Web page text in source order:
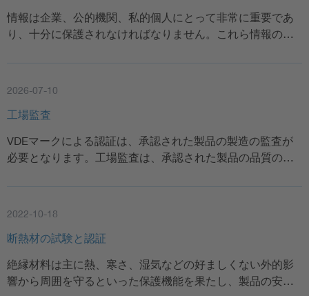
情報は企業、公的機関、私的個人にとって非常に重要であ
り、十分に保護されなければなりません。これら情報の…
2026-07-10
工場監査
VDEマークによる認証は、承認された製品の製造の監査が
必要となります。工場監査は、承認された製品の品質の…
2022-10-18
断熱材の試験と認証
絶縁材料は主に熱、寒さ、湿気などの好ましくない外的影
響から周囲を守るといった保護機能を果たし、製品の安…